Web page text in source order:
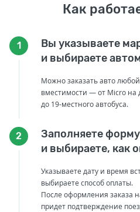
Как
1
Вы указываете
и выбираете
Можно заказать авто любой
вместимости — от Micro на
до 19-местного автобуса.
2
Заполняете
и выбираете, как
Указываете дату и время
выбираете способ оплаты.
После оформления заказа
придет подтверждение